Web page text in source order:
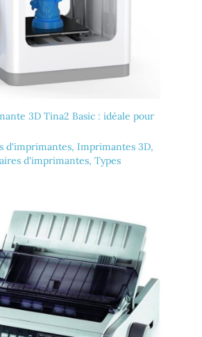
3D Tina2 Basic : idéale pour
d'imprimantes, Imprimantes 3D,
d'imprimantes, Types